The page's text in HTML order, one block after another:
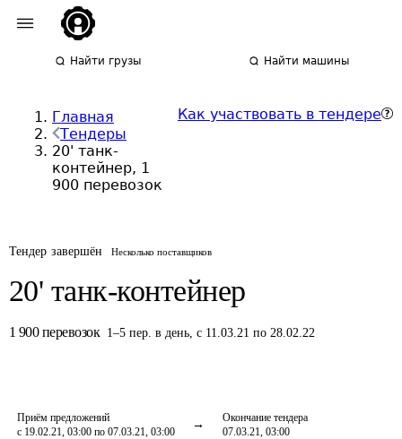
Найти грузы Найти машины
Главная
Тендеры
20' танк-
контейнер, 1
900 перевозок
Как участвовать в тендере
Тендер завершён Несколько поставщиков
20' танк-контейнер
1 900 перевозок 1–5 пер. в день,с 11.03.21 по 28.02.22
Приём предложений
с 19.02.21, 03:00 по 07.03.21, 03:00
Окончание тендера
07.03.21, 03:00